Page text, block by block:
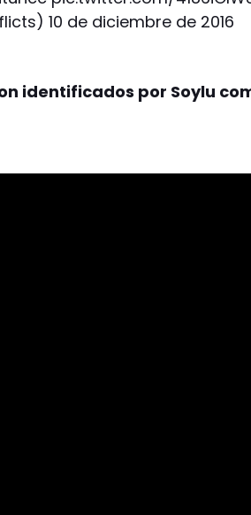
10 de diciembre de 2016
identificados por Soylu